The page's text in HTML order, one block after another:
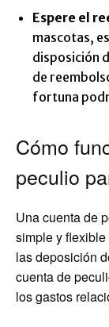
Espere el
mascotas,
disposición
de
fortuna
Cómo
peculio
Una cuenta de
simple y
las deposición
cuenta de
los gastos